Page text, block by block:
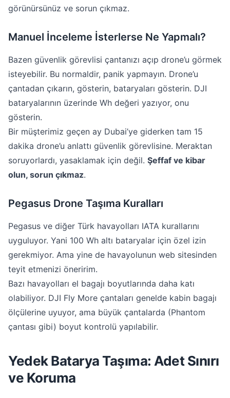
görünürsünüz ve sorun çıkmaz.
Manuel İnceleme İsterlerse Ne Yapmalı?
Bazen güvenlik görevlisi çantanızı açıp drone’u görmek
isteyebilir. Bu normaldir, panik yapmayın. Drone’u
çantadan çıkarın, gösterin, bataryaları gösterin. DJI
bataryalarının üzerinde Wh değeri yazıyor, onu
gösterin.
Bir müşterimiz geçen ay Dubai’ye giderken tam 15
dakika drone’u anlattı güvenlik görevlisine. Meraktan
soruyorlardı, yasaklamak için değil. Şeffaf ve kibar
olun, sorun çıkmaz.
Pegasus Drone Taşıma Kuralları
Pegasus ve diğer Türk havayolları IATA kurallarını
uyguluyor. Yani 100 Wh altı bataryalar için özel izin
gerekmiyor. Ama yine de havayolunun web sitesinden
teyit etmenizi öneririm.
Bazı havayolları el bagajı boyutlarında daha katı
olabiliyor. DJI Fly More çantaları genelde kabin bagajı
ölçülerine uyuyor, ama büyük çantalarda (Phantom
çantası gibi) boyut kontrolü yapılabilir.
Yedek Batarya Taşıma: Adet Sınırı
ve Koruma